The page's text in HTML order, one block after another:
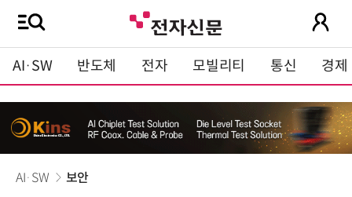
AI·SW 반도체 전자 모빌리티 통신 경제
AI·SW 보안